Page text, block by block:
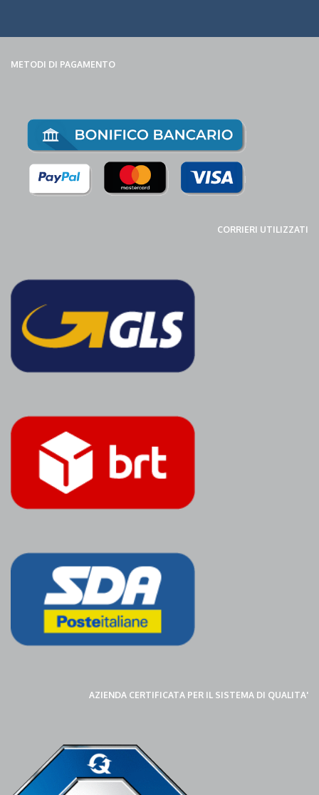
METODI DI PAGAMENTO
CORRIERI UTILIZZATI
AZIENDA CERTIFICATA PER IL SISTEMA DI QUALITA'